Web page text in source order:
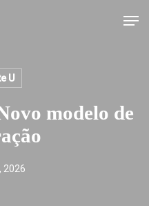
U
modelo de
2026